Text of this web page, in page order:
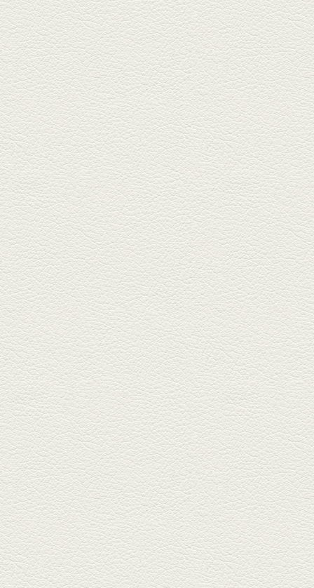
2025年5月2日放送
ミックス水餃子＆麻婆豆
腐
新水前寺駅そばの人気店「中華
料理 福来亭」へ。「しろ」ロッ
ク...
2025年4月11日放送
きびなごの塩焼き＆黒豚
しゃぶしゃぶ
春の[熊本屋台村]で昼飲みの刻。
[かごっま屋台 黒で乾杯]で「銀...
2025年3月21日放送
薩摩赤鶏のころころ焼き
＆カツオの藁焼き
三年坂通りのビル２階「焼鳥こ
ろころ」はオシャレな店構えで
炭火...
2025年2月28日放送
踊る車海老＆あか牛串 ウ
ニとキャビア乗せ
ホテル日航熊本の裏、創作串揚
げの新たな店「串ハル」へ「銀
しろ...
2025年2月7日放送
マグロのレアカツ＆合鴨
とカブのゆず煮
酒場通りの「料理屋じぃ」で昼
飲みの刻。「しろ」お湯割で店
主ご...
2025年1月17日放送
燻製ポーク＆特製和風石
焼おこげ
北区の飛田バイパスで人気の創
作家庭料理の店「ソラクル」
へ。「...
2024年12月27日放送
バーニャカウダ＆焼き鳥
＆もつ鍋